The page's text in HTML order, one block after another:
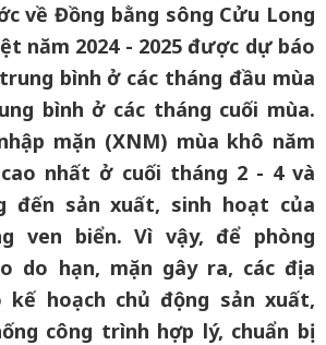
về Đồng bằng sông Cửu Long
năm 2024 - 2025 được dự báo
bình ở các tháng đầu mùa
bình ở các tháng cuối mùa.
mặn (XNM) mùa khô năm
cao nhất ở cuối tháng 2 - 4 và
đến sản xuất, sinh hoạt của
ven biển. Vì vậy, để phòng
do hạn, mặn gây ra, các địa
kế hoạch chủ động sản xuất,
công trình hợp lý, chuẩn bị